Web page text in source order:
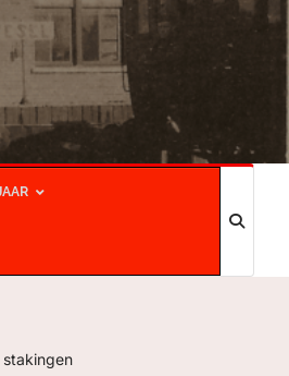
stakingen